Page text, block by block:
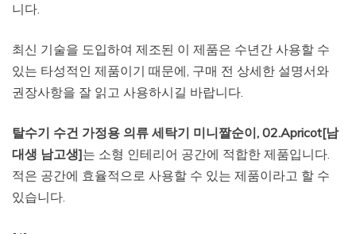
니다.
최신 기술을 도입하여 제조된 이 제품은 수년간 사용할 수
있는 타성적인 제품이기 때문에, 구매 전 상세한 설명서와
권장사항을 잘 읽고 사용하시길 바랍니다.
탈수기 수건 가정용 의류 세탁기 미니짤순이, 02.Apricot[남
대생 남고생]는 소형 인테리어 공간에 적합한 제품입니다.
적은 공간에 효율적으로 사용할 수 있는 제품이라고 할 수
있습니다.